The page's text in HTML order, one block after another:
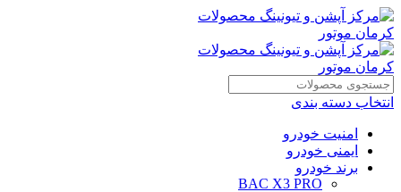
انتخاب دسته بندی
امنیت خودرو
ایمنی خودرو
برند خودرو
BAC X3 PRO